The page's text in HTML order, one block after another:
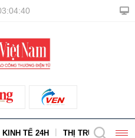
KINH TẾ 24H THỊ TRƯỜNG -